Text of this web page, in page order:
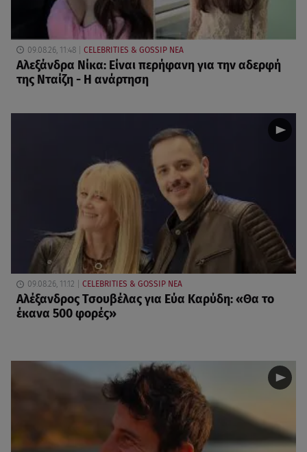
09.08.26, 11:48 CELEBRITIES & GOSSIP ΝΕΑ
Αλεξάνδρα Νίκα: Είναι περήφανη για την αδερφή
της Νταίζη - Η ανάρτηση
09.08.26, 11:12 CELEBRITIES & GOSSIP ΝΕΑ
Αλέξανδρος Τσουβέλας για Εύα Καρύδη: «Θα το
έκανα 500 φορές»